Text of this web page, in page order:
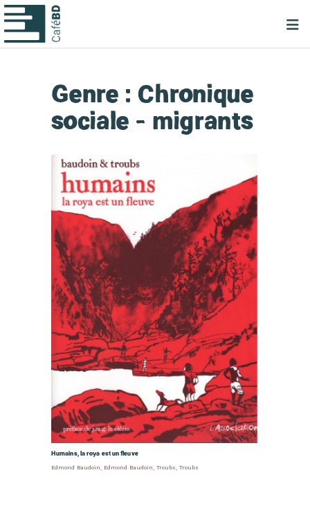
Genre : Chronique
sociale - migrants
Humains, la roya est un fleuve
Edmond Baudoin Edmond Baudoin Troubs Troubs